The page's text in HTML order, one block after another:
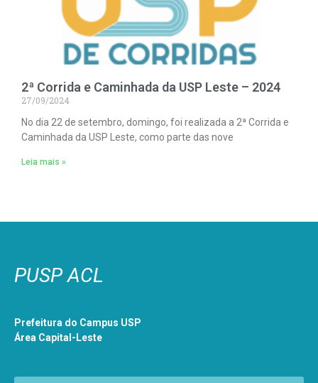
2ª Corrida e Caminhada da USP Leste – 2024
27/09/2024
No dia 22 de setembro, domingo, foi realizada a 2ª Corrida e
Caminhada da USP Leste, como parte das nove
Leia mais »
PUSP ACL
Prefeitura do Campus USP
Área Capital-Leste